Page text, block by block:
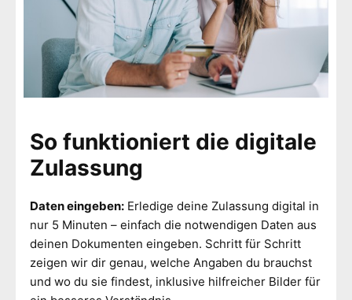
So funktioniert die digitale
Zulassung
Daten eingeben: Erledige deine Zulassung digital in
nur 5 Minuten – einfach die notwendigen Daten aus
deinen Dokumenten eingeben. Schritt für Schritt
zeigen wir dir genau, welche Angaben du brauchst
und wo du sie findest, inklusive hilfreicher Bilder für